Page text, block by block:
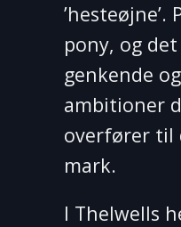
pony, og
genkende
ambitioner
overfører til
mark.
I Thelwells